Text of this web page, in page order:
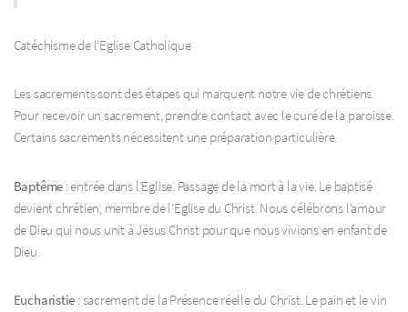
Catéchisme de l’Eglise Catholique
Les sacrements sont des étapes qui marquent notre vie de chrétiens.
Pour recevoir un sacrement, prendre contact avec le curé de la paroisse.
Certains sacrements nécessitent une préparation particulière.
Baptême : entrée dans l’Eglise. Passage de la mort à la vie. Le baptisé
devient chrétien, membre de l’Eglise du Christ. Nous célébrons l’amour
de Dieu qui nous unit à Jésus Christ pour que nous vivions en enfant de
Dieu.
Eucharistie : sacrement de la Présence réelle du Christ. Le pain et le vin